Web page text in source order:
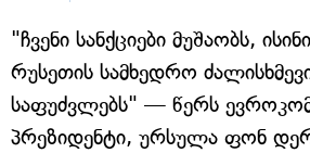
"ჩვენი სანქციები მუშაობს,
რუსეთის სამხედრო
საფუძვლებს" — წერს
პრეზიდენტი, ურსულა ფონ